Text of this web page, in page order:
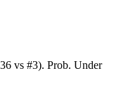
vs #3). Prob. Under